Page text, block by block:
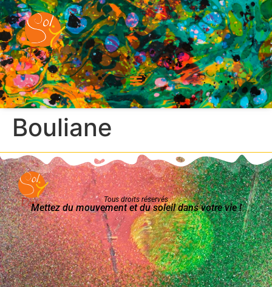
Bouliane
Tous droits réservés
Mettez du mouvement et du soleil dans votre vie !